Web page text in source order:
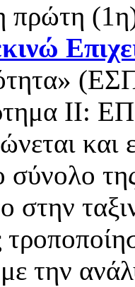
πρώτη
και
σύνολο
στην
με την